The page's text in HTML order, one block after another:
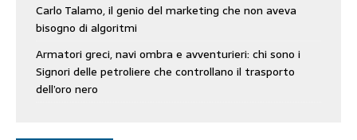
Carlo Talamo, il genio del marketing che non aveva
bisogno di algoritmi
Armatori greci, navi ombra e avventurieri: chi sono i
Signori delle petroliere che controllano il trasporto
dell’oro nero